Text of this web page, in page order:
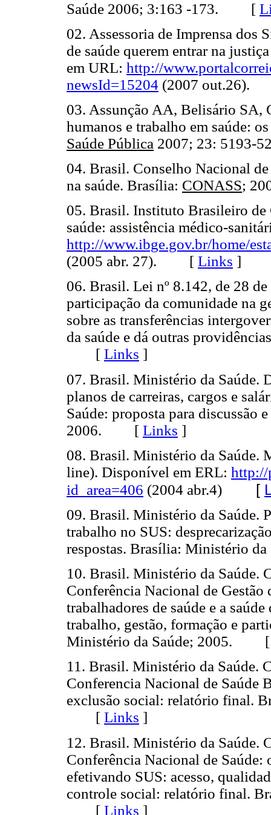
Saúde 2006; 3:163 -173. [
02. Assessoria de Imprensa dos
de saúde querem entrar na
em URL: http://
newsId=15204 (2007
03. Assunção AA, Belisário SA,
humanos e trabalho em saúde:
Saúde Pública 2007; 23:
04. Brasil. Conselho Nacional
na saúde. Brasília: CONASS;
05. Brasil. Instituto Brasileiro de
saúde: assistência médico-
http://www.ibge.gov.br/home/
(2005 abr. 27). [ Links ]
06. Brasil. Lei nº 8.142, de 28
participação da comunidade na
sobre as transferências
da saúde e dá outras
[ Links ]
07. Brasil. Ministério da Saúde.
planos de carreiras, cargos e
Saúde: proposta para discussão
2006. [ Links ]
08. Brasil. Ministério da Saúde.
line). Disponível em ERL: http://
id_area=406 (2004 abr.4) [
09. Brasil. Ministério da Saúde.
trabalho no SUS:
respostas. Brasília:
10. Brasil. Ministério da Saúde.
Conferência Nacional de Gestão
trabalhadores de saúde e a
trabalho, gestão, formação e
Ministério da Saúde; 2005.
11. Brasil. Ministério da Saúde.
Conferencia Nacional de Saúde
exclusão social: relatório final.
[ Links ]
12. Brasil. Ministério da Saúde.
Conferência Nacional de
efetivando SUS: acesso,
controle social: relatório final.
[ Links ]